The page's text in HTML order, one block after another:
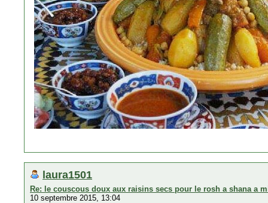
laura1501
Re: le couscous doux aux raisins secs pour le rosh a shana a
10 septembre 2015, 13:04